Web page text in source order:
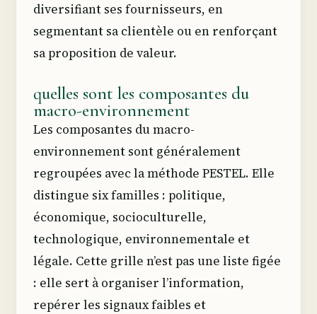
diversifiant ses fournisseurs, en
segmentant sa clientèle ou en renforçant
sa proposition de valeur.
quelles sont les composantes du
macro-environnement
Les composantes du macro-
environnement sont généralement
regroupées avec la méthode PESTEL. Elle
distingue six familles : politique,
économique, socioculturelle,
technologique, environnementale et
légale. Cette grille n’est pas une liste figée
: elle sert à organiser l’information,
repérer les signaux faibles et